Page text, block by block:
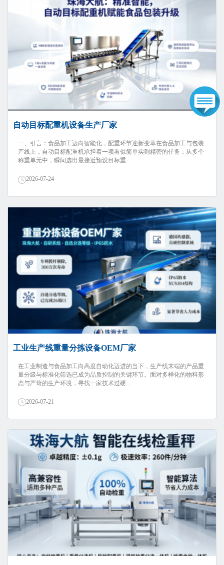
自动目标配重机设备生产厂家
一、引言：食品加工迈向智能化，配重环节迎新变革在食品加工与包装
产线上，自动目标配重机承担着一项看似简单实则精密的任务：从多个
称重单元中，瞬间选出最接近预设目标重...
2026-07-24
工业生产线重量分拣设备OEM厂家
在工业制造与食品加工向高度自动化迈进的当下，生产线末端的产品重
量分级与标准化筛选已成为品质控制的关键环节。面对多样化的物料形
态与严苛的生产环境，寻找一家技术过硬...
2026-07-21